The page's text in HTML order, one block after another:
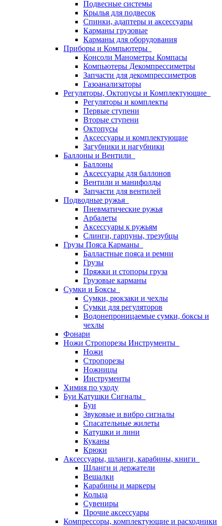
Подвесные системы
Крылья для подвесок
Спинки, адаптеры и аксессуары
Карманы грузовые
Карманы для оборудования
Приборы и Компьютеры
Консоли Манометры Компасы
Компьютеры Декомпрессиметры
Запчасти для декомпрессиметров
Газоанализаторы
Регуляторы, Октопусы и Комплектующие
Регуляторы и комплекты
Первые ступени
Вторые ступени
Октопусы
Аксессуары и комплектующие
Загубники и нагубники
Баллоны и Вентили
Баллоны
Аксессуары для баллонов
Вентили и манифолды
Запчасти для вентилей
Подводные ружья
Пневматические ружья
Арбалеты
Аксессуары к ружьям
Слинги, гарпуны, трезубцы
Грузы Пояса Карманы
Балластные пояса и ремни
Грузы
Пряжки и стопоры груза
Грузовые карманы
Сумки и Боксы
Сумки, рюкзаки и чехлы
Сумки для регуляторов
Водонепроницаемые сумки, боксы и
чехлы
Фонари
Ножи Стропорезы Инструменты
Ножи
Стропорезы
Ножницы
Инструменты
Химия по уходу
Буи Катушки Сигналы
Буи
Звуковые и вибро сигналы
Спасательные жилеты
Катушки и лини
Куканы
Крюки
Аксессуары, шланги, карабины, книги
Шланги и держатели
Вешалки
Карабины и маркеры
Кольца
Сувениры
Прочие аксессуары
Компрессоры, комплектующие и расходники